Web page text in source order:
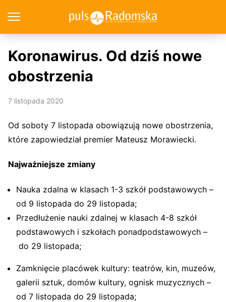
Koronawirus. Od dziś nowe
obostrzenia
7 listopada 2020
Od soboty 7 listopada obowiązują nowe obostrzenia,
które zapowiedział premier Mateusz Morawiecki.
Najważniejsze zmiany
Nauka zdalna w klasach 1-3 szkół podstawowych –
od 9 listopada do 29 listopada;
Przedłużenie nauki zdalnej w klasach 4-8 szkół
podstawowych i szkołach ponadpodstawowych –
do 29 listopada;
Zamknięcie placówek kultury: teatrów, kin, muzeów,
galerii sztuk, domów kultury, ognisk muzycznych –
od 7 listopada do 29 listopada;